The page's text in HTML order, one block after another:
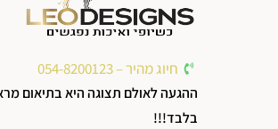
חיוג מהיר – 054-8200123
ההגעה לאולם תצוגה היא בתיאום
בלבד!!!